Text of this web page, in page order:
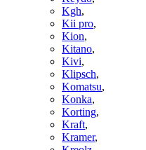
Kgh,
Kii pro,
Kion,
Kitano,
Kivi,
Klipsch,
Komatsu,
Konka,
Korting,
Kraft,
Kramer,